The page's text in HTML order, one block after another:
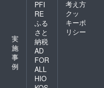
せんの
でご了
承くだ
さい。
実
施
事
例
PFI
RE
ふる
さと
納税
AD
FOR
ALL
HIO
考え方
クッ
キーポ
リシー